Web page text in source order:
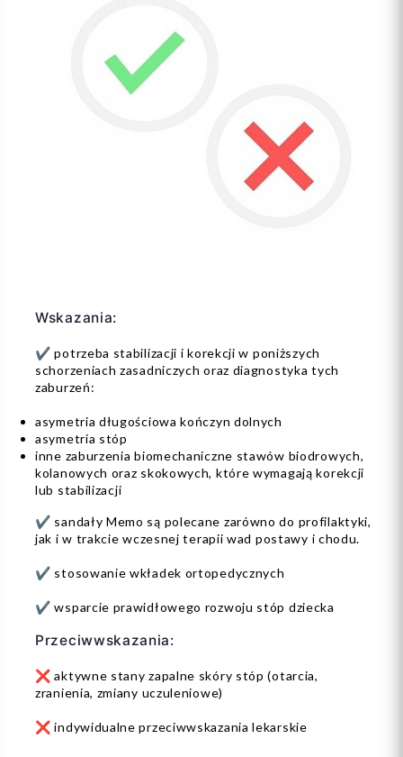
Wskazania:
✔️ potrzeba stabilizacji i korekcji w poniższych
schorzeniach zasadniczych oraz diagnostyka tych
zaburzeń:
asymetria długościowa kończyn dolnych
asymetria stóp
inne zaburzenia biomechaniczne stawów biodrowych,
kolanowych oraz skokowych, które wymagają korekcji
lub stabilizacji
✔️ sandały Memo są polecane zarówno do profilaktyki,
jak i w trakcie wczesnej terapii wad postawy i chodu.
✔️ stosowanie wkładek ortopedycznych
✔️ wsparcie prawidłowego rozwoju stóp dziecka
Przeciwwskazania:
❌ aktywne stany zapalne skóry stóp (otarcia,
zranienia, zmiany uczuleniowe)
❌ indywidualne przeciwwskazania lekarskie